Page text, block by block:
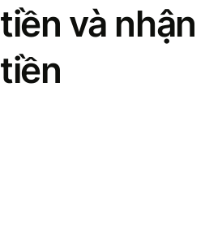
tiền và nhận
tiền